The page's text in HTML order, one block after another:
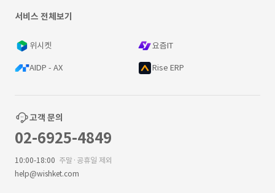
서비스 전체보기
위시켓 요즘IT
AIDP - AX Rise ERP
고객 문의
02-6925-4849
10:00-18:00 주말·공휴일 제외
help@wishket.com